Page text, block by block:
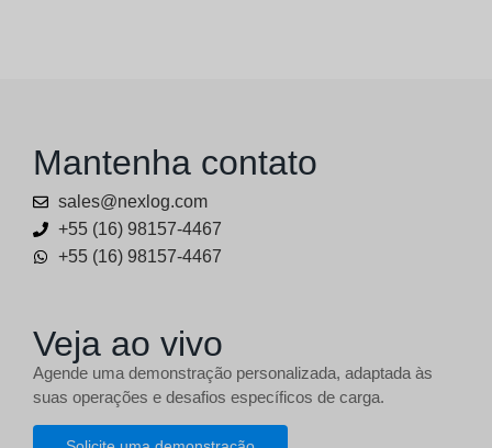
Mantenha contato
sales@nexlog.com
+55 (16) 98157-4467
+55 (16) 98157-4467
Veja ao vivo
Agende uma demonstração personalizada, adaptada às
suas operações e desafios específicos de carga.